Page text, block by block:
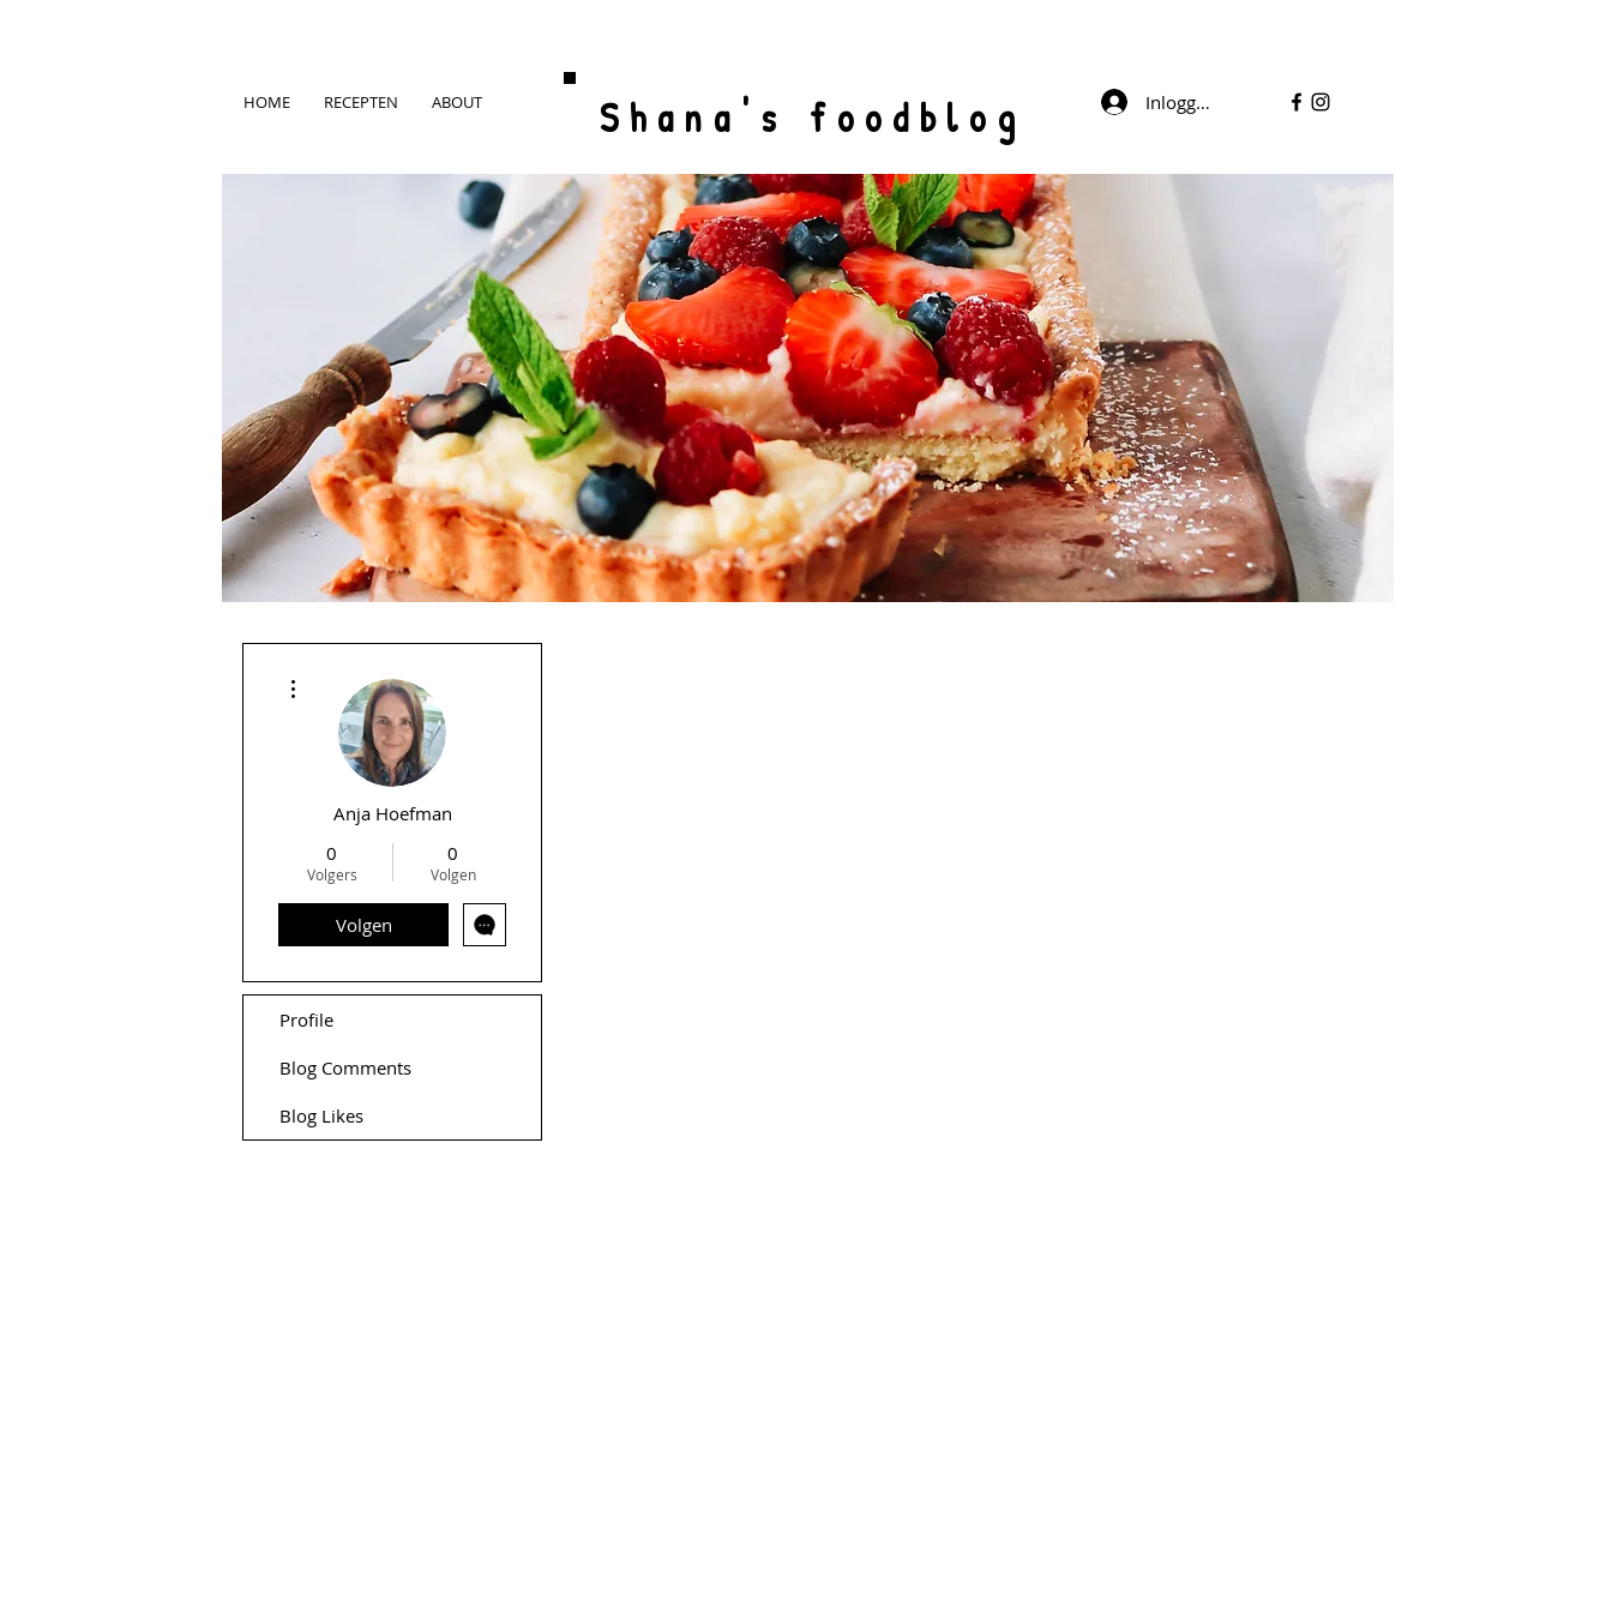
HOME RECEPTEN ABOUT Shana's foodblog Inloggen
Anja Hoefman
0
Volgers
0
Volgen
Volgen
Profile
Blog Comments
Blog Likes